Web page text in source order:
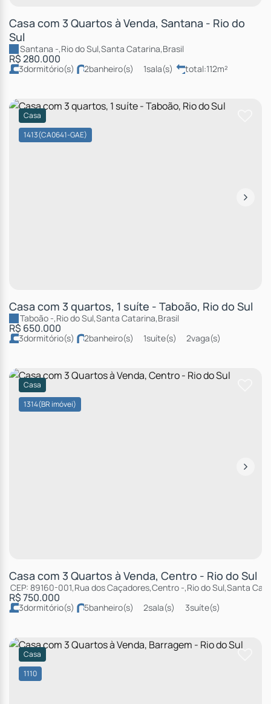
Casa com 3 Quartos à Venda, Santana - Rio do
Sul
R$280.000
Santana ,Rio do Sul,Santa Catarina,Brasil
3dormitório(s) 2banheiro(s) 1sala(s) total:112m²
1413(CA0641-GAE)
Casa
Casa com 3 quartos, 1 suíte - Taboão, Rio do Sul
R$ 650.000
Taboão ,Rio do Sul,Santa Catarina,Brasil
3dormitório(s) 2banheiro(s) 1suíte(s) 2vaga(s)
1314(BR imóvei)
Casa
Casa com 3 Quartos à Venda, Centro - Rio do Sul
R$750.000
CEP: 89160-001,Rua dos Caçadores,Centro ,Rio do Sul,Santa
3dormitório(s) 5banheiro(s) 2sala(s) 3suíte(s)
1110
Casa